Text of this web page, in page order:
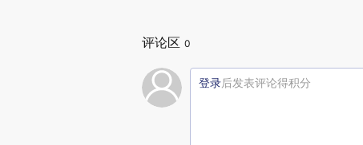
评论区 0
登录后发表评论得积分